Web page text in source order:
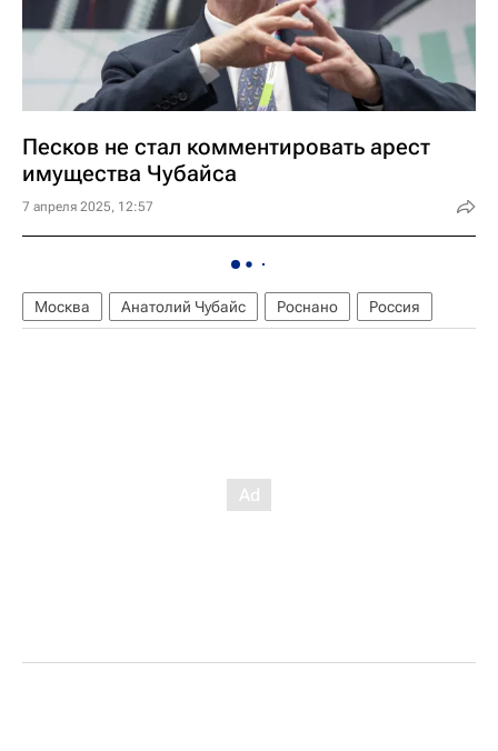
Песков не стал комментировать арест
имущества Чубайса
7 апреля 2025, 12:57
Москва Анатолий Чубайс Роснано Россия